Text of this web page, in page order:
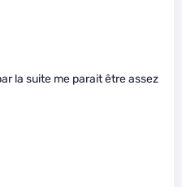
la suite me parait être assez